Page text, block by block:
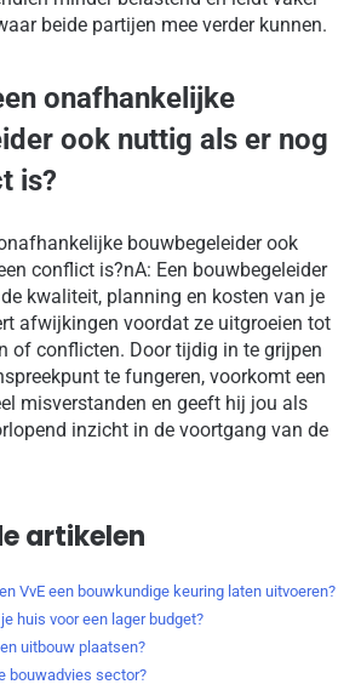
beide partijen mee verder kunnen.
onafhankelijke
ook nuttig als er nog
is?
bouwbegeleider ook
conflict is?nA: Een bouwbegeleider
kwaliteit, planning en kosten van je
afwijkingen voordat ze uitgroeien tot
of conflicten. Door tijdig in te grijpen
te fungeren, voorkomt een
misverstanden en geeft hij jou als
inzicht in de voortgang van de
artikelen
VvE een bouwkundige keuring laten uitvoeren?
huis voor een lager budget?
uitbouw plaatsen?
bouwadvies sector?